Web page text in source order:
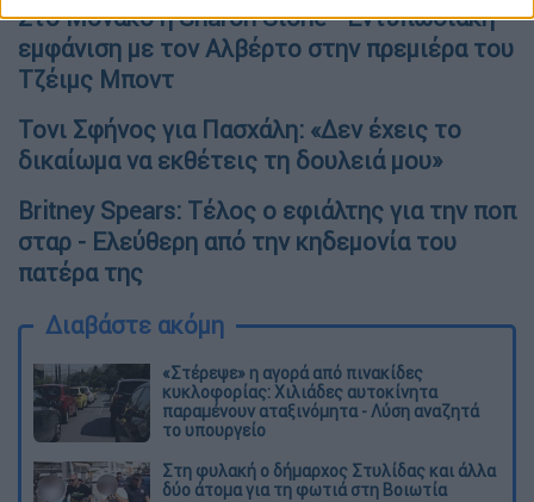
Στο Μονακό η Sharon Stone - Εντυπωσιακή
εμφάνιση με τον Αλβέρτο στην πρεμιέρα του
Τζέιμς Μποντ
Τονι Σφήνος για Πασχάλη: «Δεν έχεις το
δικαίωμα να εκθέτεις τη δουλειά μου»
Britney Spears: Τέλος ο εφιάλτης για την ποπ
σταρ - Ελεύθερη από την κηδεμονία του
πατέρα της
Διαβάστε ακόμη
«Στέρεψε» η αγορά από πινακίδες
κυκλοφορίας: Χιλιάδες αυτοκίνητα
παραμένουν αταξινόμητα - Λύση αναζητά
το υπουργείο
Στη φυλακή ο δήμαρχος Στυλίδας και άλλα
δύο άτομα για τη φωτιά στη Βοιωτία